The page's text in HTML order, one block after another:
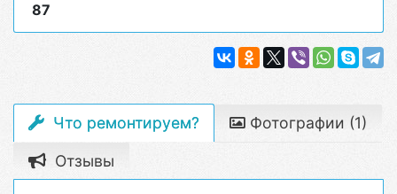
87
Что ремонтируем? Фотографии (1)
Отзывы